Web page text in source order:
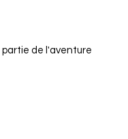
partie de l'aventure